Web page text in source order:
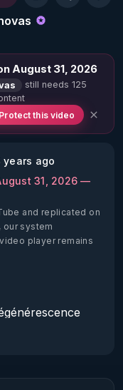
August 31, 2026
still needs 125
Protect this video
years ago
31, 2026 —
and replicated on
our system
player remains
des acides